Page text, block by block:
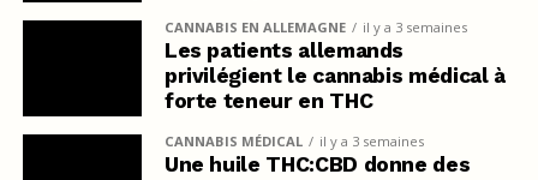
CANNABIS EN ALLEMAGNE il y a 3 semaines
Les patients allemands
privilégient le cannabis médical à
forte teneur en THC
CANNABIS MÉDICAL il y a 3 semaines
Une huile THC:CBD donne des